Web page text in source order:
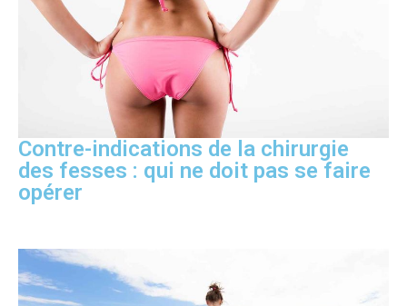
Contre-indications de la chirurgie
des fesses : qui ne doit pas se faire
opérer